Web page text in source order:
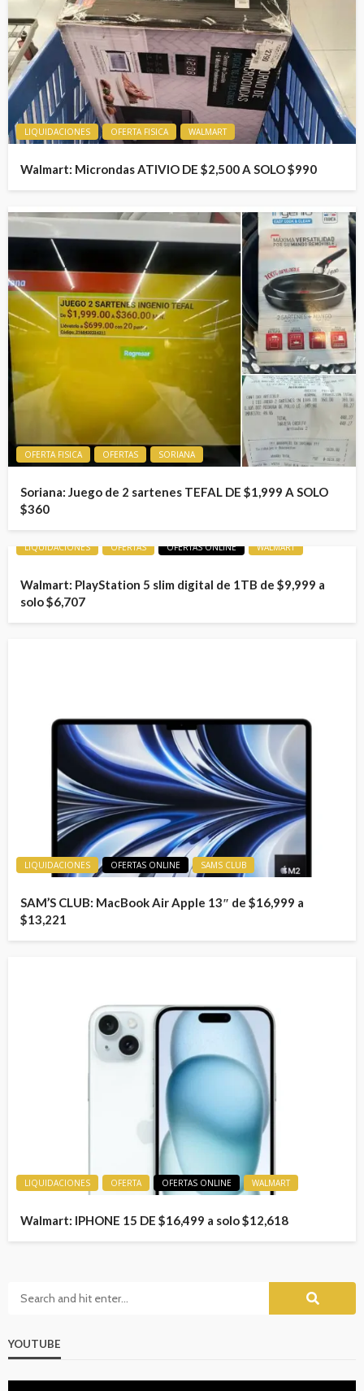
LIQUIDACIONES OFERTA FISICA WALMART
Walmart: Microndas ATIVIO DE $2,500 A SOLO $990
OFERTA FISICA OFERTAS SORIANA
Soriana: Juego de 2 sartenes TEFAL DE $1,999 A SOLO
$360
LIQUIDACIONES OFERTAS OFERTAS ONLINE WALMART
Walmart: PlayStation 5 slim digital de 1TB de $9,999 a
solo $6,707
LIQUIDACIONES OFERTAS ONLINE SAMS CLUB
SAM’S CLUB: MacBook Air Apple 13″ de $16,999 a
$13,221
LIQUIDACIONES OFERTA OFERTAS ONLINE WALMART
Walmart: IPHONE 15 DE $16,499 a solo $12,618
YOUTUBE